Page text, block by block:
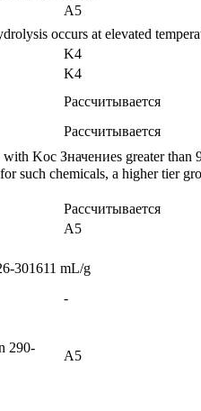
A5
occurs at elevated
K4
K4
Рассчитывается
Рассчитывается
Koc Значениеs greater than
such chemicals, a higher tier
Рассчитывается
A5
301611 mL/g
-
290-
A5